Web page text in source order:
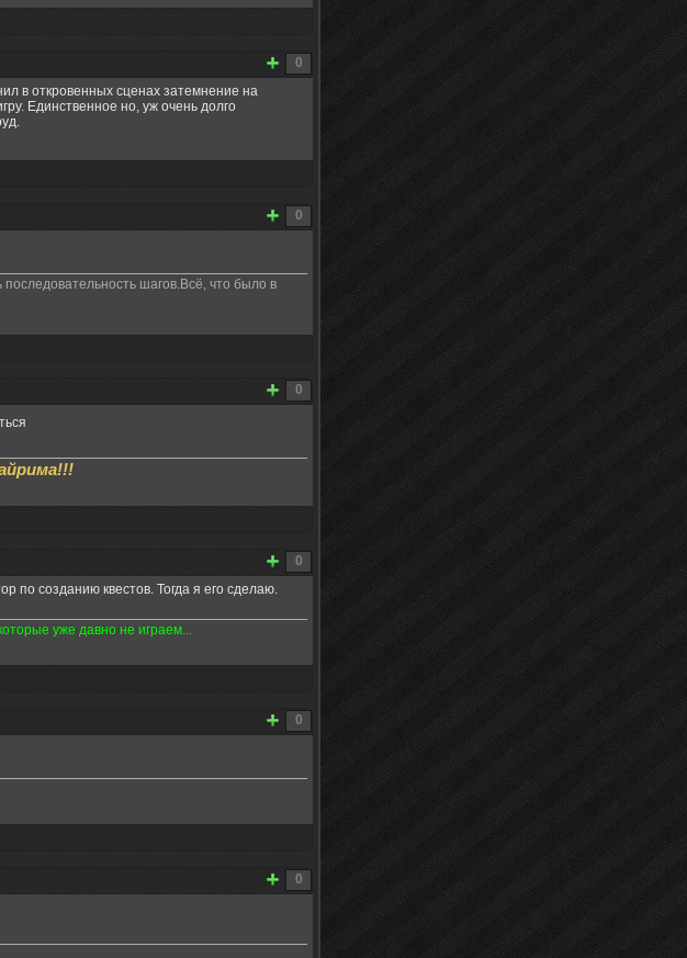
0
в откровенных сценах затемнение на
Единственное но, уж очень долго
0
шагов.Всё, что было в
0
0
по созданию квестов. Тогда я его сделаю.
уже давно не играем...
0
0